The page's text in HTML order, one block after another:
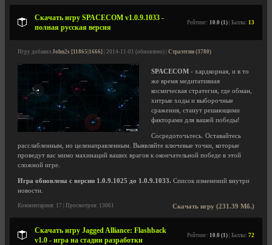
Скачать игру SPACECOM v1.0.9.1033 -
полная русская версия
Рейтинг: 10.0 (1) | Баллы: 13
Игру добавил John2s [11865|1666] | 2014-11-01 (обновлено) | Стратегии (3780)
SPACECOM - хардкорная, и в то
же время медитативная
космическая стратегия, где обман,
хитрые ходы и выборочные
сражения, станут решающими
факторами для вашей победы!
Сосредоточьтесь. Оставайтесь
расслабленным, но целенаправленным. Выявляйте ключевые точки, которые
проведут вас мимо махинаций ваших врагов к окончательной победе в этой
сложной игре.
Игра обновлена с версии 1.0.9.1025 до 1.0.9.1033. Список изменений внутри
новости.
Скачать игру (231.39 Мб.)
Комментариев: 17 | Просмотров: 13061
Скачать игру Jagged Alliance: Flashback
v1.0 - игра на стадии разработки
Рейтинг: 10.0 (1) | Баллы: 72